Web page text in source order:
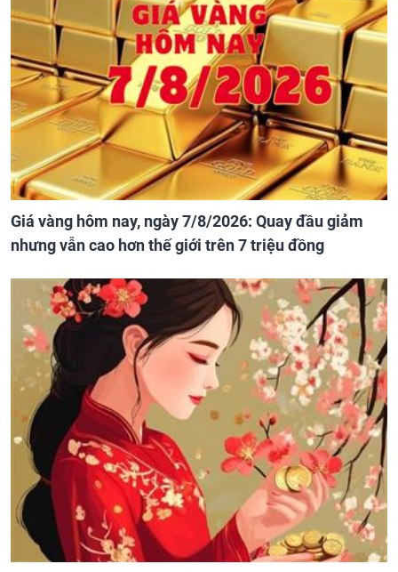
Giá vàng hôm nay, ngày 7/8/2026: Quay đầu giảm
nhưng vẫn cao hơn thế giới trên 7 triệu đồng